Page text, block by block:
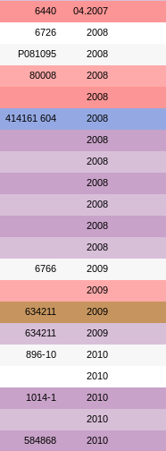
6440 04.2007
6726 2008
P081095 2008
80008 2008
2008
414161 604 2008
2008
2008
2008
2008
2008
2008
6766 2009
2009
634211 2009
634211 2009
896-10 2010
2010
1014-1 2010
2010
584868 2010